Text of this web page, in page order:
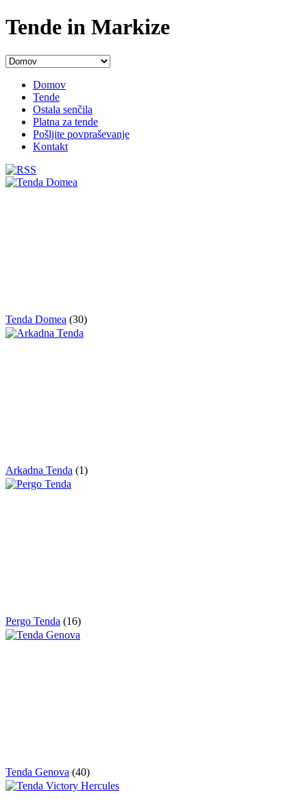
Tende in Markize
Domov
Tende
Ostala senčila
Platna za tende
Pošljite povpraševanje
Kontakt
Tenda Domea (30)
Arkadna Tenda (1)
Pergo Tenda (16)
Tenda Genova (40)